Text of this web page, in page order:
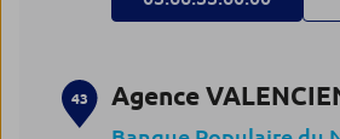
43 Agence